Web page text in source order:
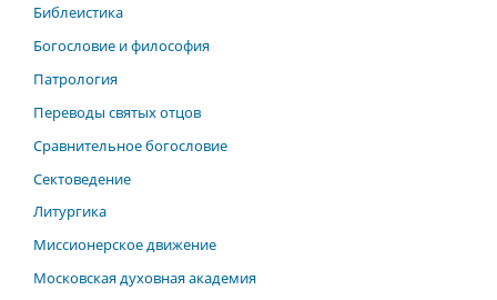
Библеистика
Богословие и философия
Патрология
Переводы святых отцов
Сравнительное богословие
Сектоведение
Литургика
Миссионерское движение
Московская духовная академия